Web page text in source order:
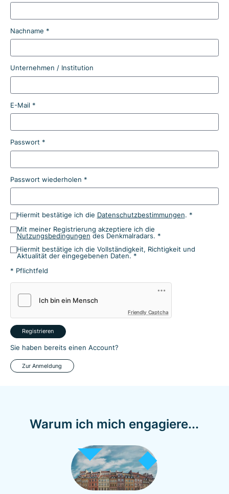
Nachname *
Unternehmen / Institution
E-Mail *
Passwort *
Passwort wiederholen *
Hiermit bestätige ich die Datenschutzbestimmungen. *
Mit meiner Registrierung akzeptiere ich die
Nutzungsbedingungen des Denkmalradars. *
Hiermit bestätige ich die Vollständigkeit, Richtigkeit und
Aktualität der eingegebenen Daten. *
* Pflichtfeld
Friendly Captcha
Registrieren
Sie haben bereits einen Account?
Zur Anmeldung
Warum ich mich engagiere...